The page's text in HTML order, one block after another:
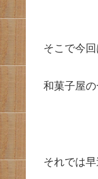
そこで今回
和菓子屋
それでは